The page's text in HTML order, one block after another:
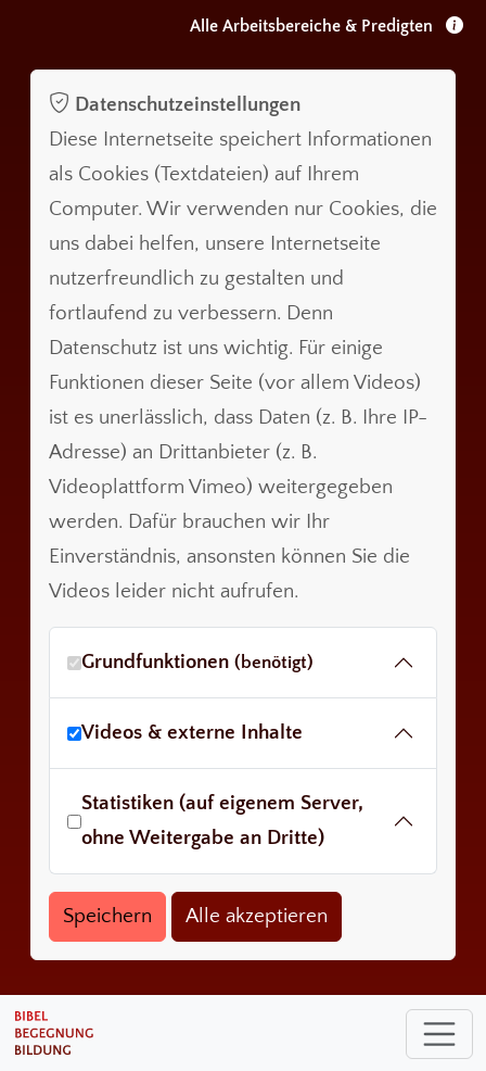
Alle Arbeitsbereiche & Predigten
Datenschutzeinstellungen
Diese Internetseite speichert Informationen
als Cookies (Textdateien) auf Ihrem
Computer. Wir verwenden nur Cookies, die
uns dabei helfen, unsere Internetseite
nutzerfreundlich zu gestalten und
fortlaufend zu verbessern. Denn
Datenschutz ist uns wichtig. Für einige
Funktionen dieser Seite (vor allem Videos)
ist es unerlässlich, dass Daten (z. B. Ihre IP-
Adresse) an Drittanbieter (z. B.
Videoplattform Vimeo) weitergegeben
werden. Dafür brauchen wir Ihr
Einverständnis, ansonsten können Sie die
Videos leider nicht aufrufen.
Grundfunktionen (benötigt)
Videos & externe Inhalte
Statistiken (auf eigenem Server,
ohne Weitergabe an Dritte)